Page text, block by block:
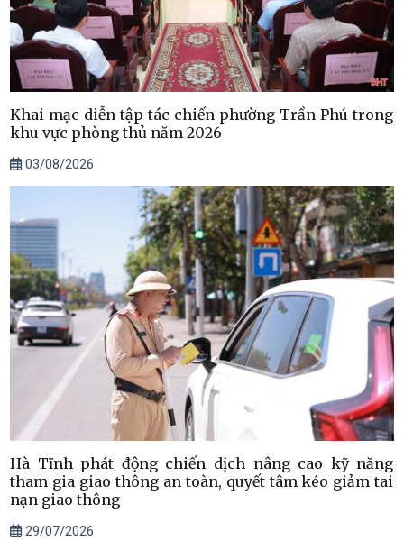
Khai mạc diễn tập tác chiến phường Trần Phú trong
khu vực phòng thủ năm 2026
03/08/2026
Hà Tĩnh phát động chiến dịch nâng cao kỹ năng
tham gia giao thông an toàn, quyết tâm kéo giảm tai
nạn giao thông
29/07/2026